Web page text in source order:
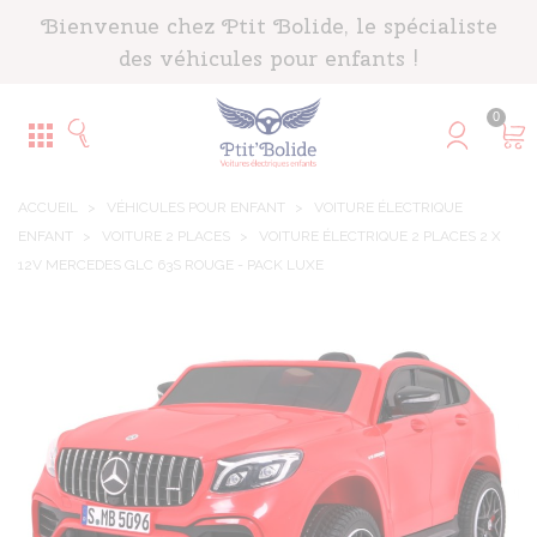
Bienvenue chez Ptit Bolide, le spécialiste
des véhicules pour enfants !
0
ACCUEIL > VÉHICULES POUR ENFANT >
VOITURE ÉLECTRIQUE
ENFANT
> VOITURE 2 PLACES >
VOITURE ÉLECTRIQUE 2 PLACES 2 X
12V MERCEDES GLC 63S ROUGE - PACK LUXE